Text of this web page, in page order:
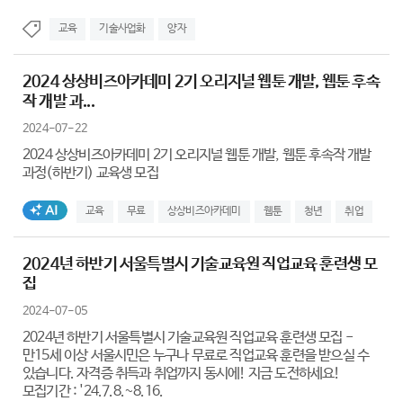
교육 기술사업화 양자
2024 상상비즈아카데미 2기 오리지널 웹툰 개발, 웹툰 후속
작 개발 과...
2024-07-22
2024 상상비즈아카데미 2기 오리지널 웹툰 개발, 웹툰 후속작 개발
과정(하반기) 교육생 모집
AI생성태그 교육 무료 상상비즈아카데미 웹툰 청년 취업
2024년 하반기 서울특별시 기술교육원 직업교육 훈련생 모
집
2024-07-05
2024년 하반기 서울특별시 기술교육원 직업교육 훈련생 모집 -
만15세 이상 서울시민은 누구나 무료로 직업교육 훈련을 받으실 수
있습니다. 자격증 취득과 취업까지 동시에! 지금 도전하세요!
모집기간 : '24.7.8.~8.16.